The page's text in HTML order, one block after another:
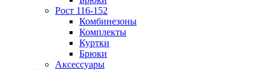
Рост 116-152
Комбинезоны
Комплекты
Куртки
Брюки
Аксессуары